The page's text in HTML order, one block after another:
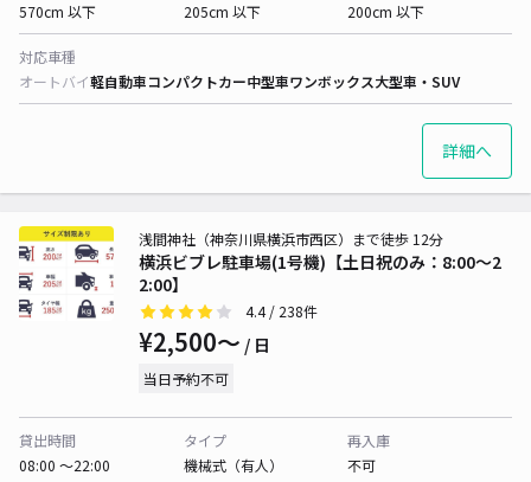
570cm 以下
205cm 以下
200cm 以下
対応車種
オートバイ軽自動車コンパクトカー中型車ワンボックス大型車・SUV
詳細へ
横浜ビブレ駐車場(1号機)【土日祝のみ：8:00～2
2:00】
浅間神社（神奈川県横浜市西区）まで徒歩 12分
4.4/ 238件
¥2,500〜 / 日
当日予約不可
貸出時間
08:00 〜22:00
タイプ
機械式（有人）
再入庫
不可